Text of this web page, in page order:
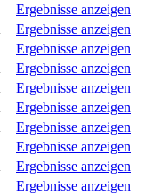
Ergebnisse anzeigen
Ergebnisse anzeigen
Ergebnisse anzeigen
Ergebnisse anzeigen
Ergebnisse anzeigen
Ergebnisse anzeigen
Ergebnisse anzeigen
Ergebnisse anzeigen
Ergebnisse anzeigen
Ergebnisse anzeigen